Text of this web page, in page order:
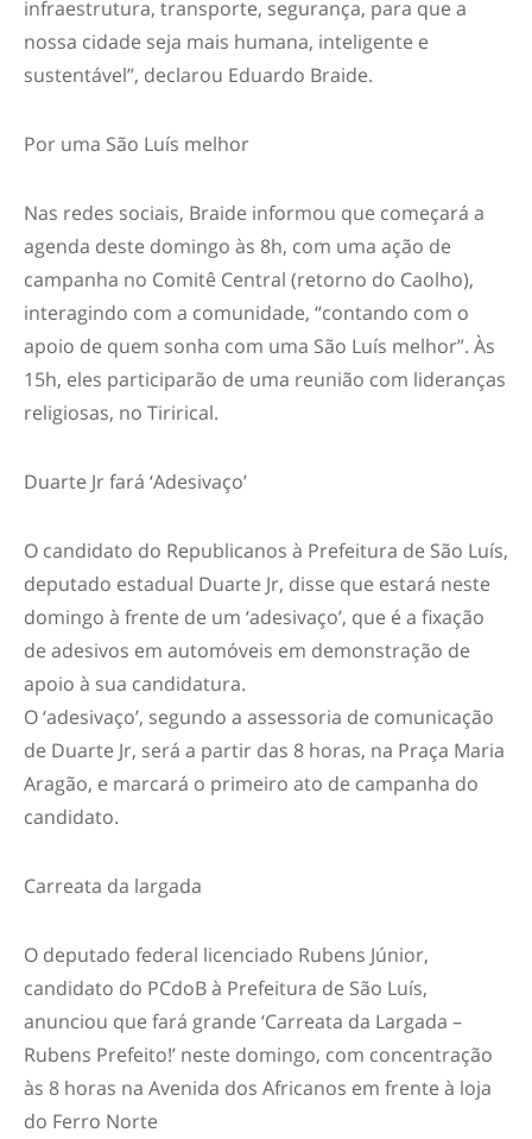
infraestrutura, transporte, segurança, para que a
nossa cidade seja mais humana, inteligente e
sustentável”, declarou Eduardo Braide.
Por uma São Luís melhor
Nas redes sociais, Braide informou que começará a
agenda deste domingo às 8h, com uma ação de
campanha no Comitê Central (retorno do Caolho),
interagindo com a comunidade, “contando com o
apoio de quem sonha com uma São Luís melhor”. Às
15h, eles participarão de uma reunião com lideranças
religiosas, no Tirirical.
Duarte Jr fará ‘Adesivaço’
O candidato do Republicanos à Prefeitura de São Luís,
deputado estadual Duarte Jr, disse que estará neste
domingo à frente de um ‘adesivaço’, que é a fixação
de adesivos em automóveis em demonstração de
apoio à sua candidatura.
O ‘adesivaço’, segundo a assessoria de comunicação
de Duarte Jr, será a partir das 8 horas, na Praça Maria
Aragão, e marcará o primeiro ato de campanha do
candidato.
Carreata da largada
O deputado federal licenciado Rubens Júnior,
candidato do PCdoB à Prefeitura de São Luís,
anunciou que fará grande ‘Carreata da Largada –
Rubens Prefeito!’ neste domingo, com concentração
às 8 horas na Avenida dos Africanos em frente à loja
do Ferro Norte